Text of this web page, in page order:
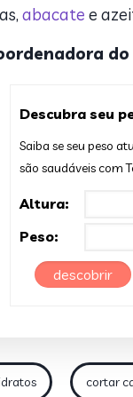
abacate e
Descubra seu
Saiba se seu peso
são saudáveis com
Altura:
Peso:
descobrir
cortar